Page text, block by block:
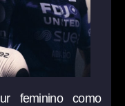
feminino como